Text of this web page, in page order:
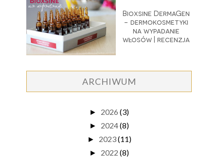
Bioxsine DermaGen
- dermokosmetyki
na wypadanie
włosów | recenzja
ARCHIWUM
► 2026 (3)
► 2024(8)
► 2023(11)
► 2022 (8)